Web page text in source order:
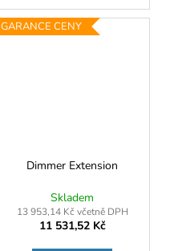
GARANCE CENY
Dimmer Extension
Skladem
13 953,14 Kč včetně DPH
11 531,52 Kč